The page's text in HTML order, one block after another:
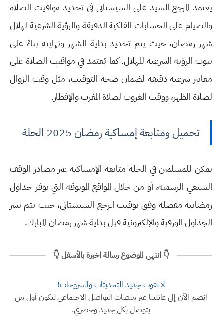
يعتمد المرجع السيد علي السيستاني في تحديد مواقيت الصلاة
والصيام على الحسابات الفلكية الدقيقةوالرؤية الشرعية لهلال
شهر رمضان، حيث يتم تحديد بداية الشهر ونهايته بناءً على
ثبوت الرؤية الشرعية للهلال. كما يُعتمد في مواقيت الصلاة على
معايير شرعية دقيقة لضمان صحة التوقيت، مثل وقت الزوال
لصلاة الظهر، ووقت الغروب لصلاة المغرب والإفطار.
تحميل ومتابعة إمساكية رمضان 2025 الحلة
يمكن للمسلمين في الحلة متابعة الإمساكية عبر مصادر الوقف
الشيعي الرسمية، أو من خلال المواقع الموثوقة التي توفر جداول
رمضانية مفصلة وفق توقيت المرجع السيستاني، حيث يتم نشر
الجداول الورقية والإلكترونية قبل بداية شهر رمضان المبارك.
👇 انتهى الموضوع رسالة اخيرة بالأسفل 👇
لا تفوت جديد التحديثات والشروحات!
انضم الآن إلى عائلتنا عبر منصات التواصل الاجتماعي لتكون أول من
يتوصل بكل جديد وحصري.